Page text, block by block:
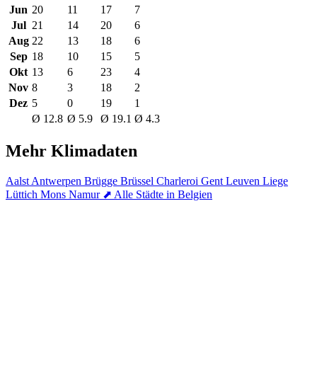
Jun 20 11 17
7
Jul 21 14 20
6
Aug 22 13 18
6
Sep 18 10 15
5
Okt 13 6 23
4
Nov 8 3 18
2
Dez 5 0 19
1
Ø 12.8 Ø 5.9 Ø 19.1 Ø 4.3
Mehr Klimadaten
Aalst Antwerpen Brügge Brüssel Charleroi Gent Leuven Liege
Lüttich Mons Namur ⬈ Alle Städte in Belgien